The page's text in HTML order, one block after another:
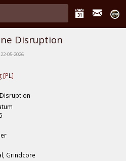
Disruption
05-2026
[PL]
Grindcore